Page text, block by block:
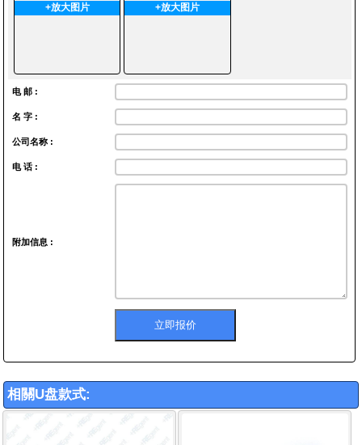
+放大图片 +放大图片
电 邮 :
名 字 :
公司名称 :
电 话 :
附加信息 :
相關U盘款式: